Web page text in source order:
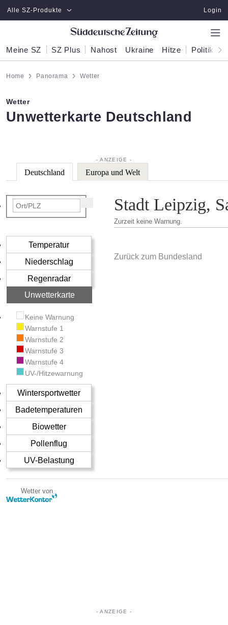
Zum Hauptinhalt springen
Alle SZ-Produkte Login
Meine SZ SZ Plus Nahost Ukraine Hitze Politik
Home Panorama Wetter
Wetter
:
Unwetterkarte Deutschland
Deutschland Europa und Welt
Temperatur
Niederschlag
Regenradar
Unwetterkarte
Keine Warnung
Warnstufe 1
Warnstufe 2
Warnstufe 3
Warnstufe 4
UV-/Hitzewarnung
Wintersportwetter
Badetemperaturen
Biowetter
Pollenflug
UV-Belastung
Stadt Leipzig,
Zurzeit keine Warnung.
Zurück zum Bundesland
Wetter von